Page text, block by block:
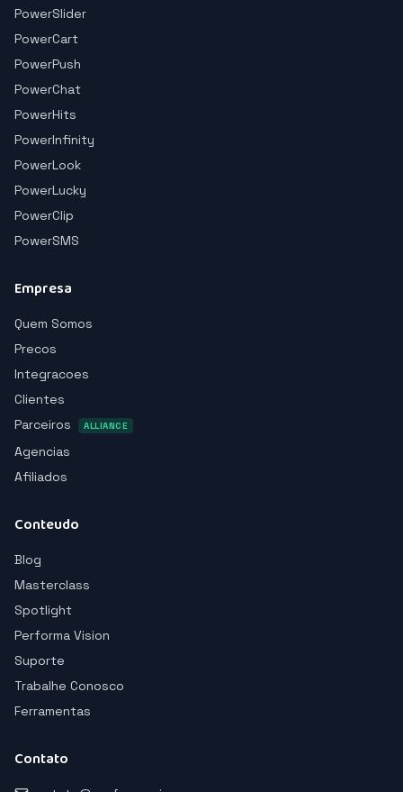
PowerSlider
PowerCart
PowerPush
PowerChat
PowerHits
PowerInfinity
PowerLook
PowerLucky
PowerClip
PowerSMS
Empresa
Quem Somos
Precos
Integracoes
Clientes
Parceiros
ALLIANCE
Agencias
Afiliados
Conteudo
Blog
Masterclass
Spotlight
Performa Vision
Suporte
Trabalhe Conosco
Ferramentas
Contato